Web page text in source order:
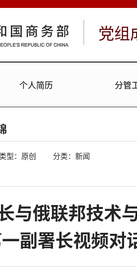
党组
个人简历 分管
类型： 原创
分类：新闻
与俄联邦技术
副署长视频对